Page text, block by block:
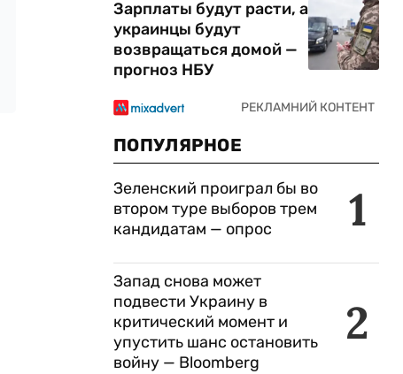
Зарплаты будут расти, а
украинцы будут
возвращаться домой —
прогноз НБУ
ПОПУЛЯРНОЕ
1
Зеленский проиграл бы во
втором туре выборов трем
кандидатам — опрос
2
Запад снова может
подвести Украину в
критический момент и
упустить шанс остановить
войну — Bloomberg